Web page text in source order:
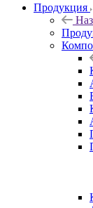
Продукция